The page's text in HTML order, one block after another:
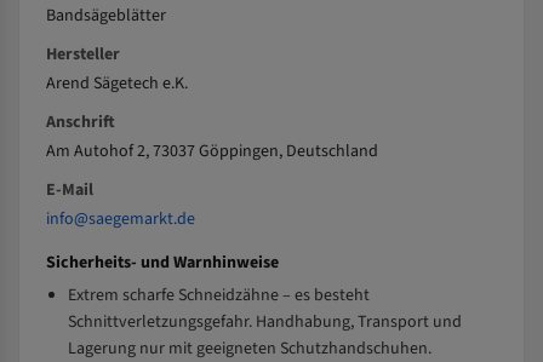
Bandsägeblätter
Hersteller
Arend Sägetech e.K.
Anschrift
Am Autohof 2, 73037 Göppingen, Deutschland
E-Mail
info@saegemarkt.de
Sicherheits- und Warnhinweise
Extrem scharfe Schneidzähne – es besteht
Schnittverletzungsgefahr. Handhabung, Transport und
Lagerung nur mit geeigneten Schutzhandschuhen.